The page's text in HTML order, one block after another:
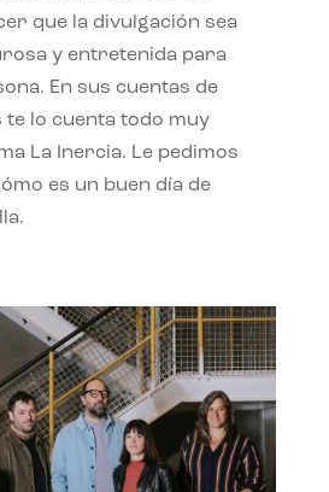
que la divulgación sea
y entretenida para
En sus cuentas de
te lo cuenta todo muy
La Inercia. Le pedimos
es un buen día de